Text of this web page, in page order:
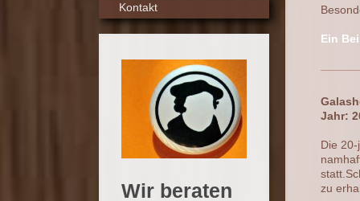
Kontakt
Wir beraten
Ein
Jahr:
Die
zu